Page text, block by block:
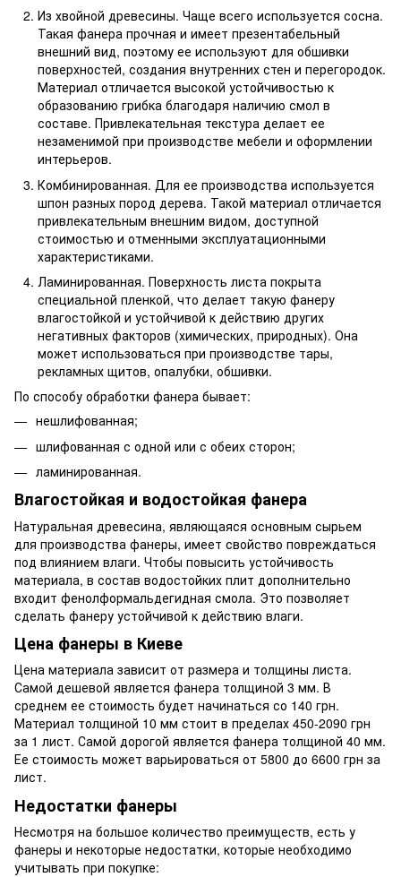
Из хвойной древесины. Чаще всего используется сосна.
Такая фанера прочная и имеет презентабельный
внешний вид, поэтому ее используют для обшивки
поверхностей, создания внутренних стен и перегородок.
Материал отличается высокой устойчивостью к
образованию грибка благодаря наличию смол в
составе. Привлекательная текстура делает ее
незаменимой при производстве мебели и оформлении
интерьеров.
Комбинированная. Для ее производства используется
шпон разных пород дерева. Такой материал отличается
привлекательным внешним видом, доступной
стоимостью и отменными эксплуатационными
характеристиками.
Ламинированная. Поверхность листа покрыта
специальной пленкой, что делает такую фанеру
влагостойкой и устойчивой к действию других
негативных факторов (химических, природных). Она
может использоваться при производстве тары,
рекламных щитов, опалубки, обшивки.
По способу обработки фанера бывает:
нешлифованная;
шлифованная с одной или с обеих сторон;
ламинированная.
Влагостойкая и водостойкая фанера
Натуральная древесина, являющаяся основным сырьем
для производства фанеры, имеет свойство повреждаться
под влиянием влаги. Чтобы повысить устойчивость
материала, в состав водостойких плит дополнительно
входит фенолформальдегидная смола. Это позволяет
сделать фанеру устойчивой к действию влаги.
Цена фанеры в Киеве
Цена материала зависит от размера и толщины листа.
Самой дешевой является фанера толщиной 3 мм. В
среднем ее стоимость будет начинаться со 140 грн.
Материал толщиной 10 мм стоит в пределах 450-2090 грн
за 1 лист. Самой дорогой является фанера толщиной 40 мм.
Ее стоимость может варьироваться от 5800 до 6600 грн за
лист.
Недостатки фанеры
Несмотря на большое количество преимуществ, есть у
фанеры и некоторые недостатки, которые необходимо
учитывать при покупке: